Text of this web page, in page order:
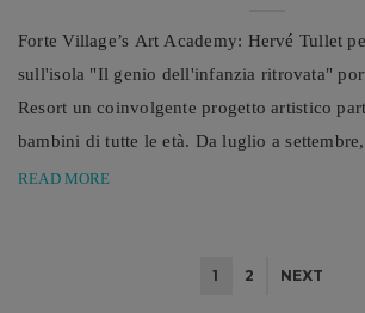
Forte Village’s Art Academy: Hervé Tullet
sull'isola "Il genio dell'infanzia ritrovata"
Resort un coinvolgente progetto artistico
bambini di tutte le età. Da luglio a
Resort ospiterà un coinvolgente progetto
dell'infanzia ritrovata" Hervé Tullet, ...
READ MORE
1 2 NEXT